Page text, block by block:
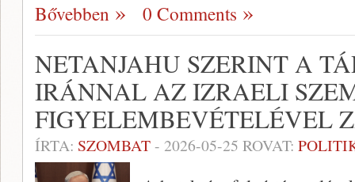
Bővebben 0 Comments
NETANJAHU SZERINT A
IRÁNNAL AZ IZRAELI
FIGYELEMBEVÉTELÉVEL
ÍRTA: SZOMBAT- 2026-05-25 ROVAT: